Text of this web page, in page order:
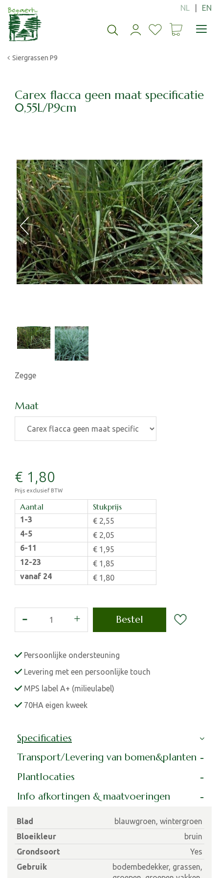
Siergrassen P9
Carex flacca geen maat specificatie
0,55L/P9cm
Zegge
Maat
€ 1 ,80
Prijs exclusief BTW
Aantal Stukprijs
1-3 € 2 55
4-5
€ 2 05
6-11
€ 1 95
12-23
€ 1 85
vanaf 24
€ 1 80
Persoonlijke ondersteuning
Levering met een persoonlijke touch
MPS label A+ (milieulabel)
70HA eigen kweek
Specificaties
Transport/Levering van bomen&planten
Plantlocaties
Info afkortingen & maatvoeringen
Blad
blauwgroen, wintergroen
Bloeikleur
bruin
Grondsoort
Yes
Gebruik
bodembedekker, grassen,